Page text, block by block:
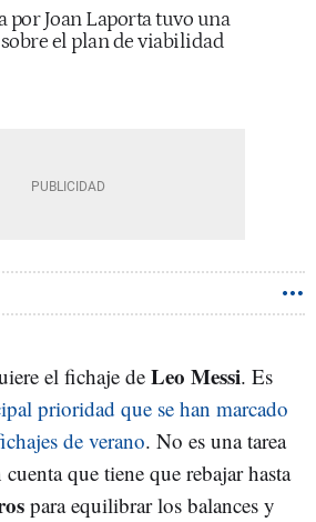
Joan Laporta tuvo una
el plan de viabilidad
el fichaje de Leo Messi. Es
prioridad que se han marcado
de verano. No es una tarea
que tiene que rebajar hasta
para equilibrar los balances y